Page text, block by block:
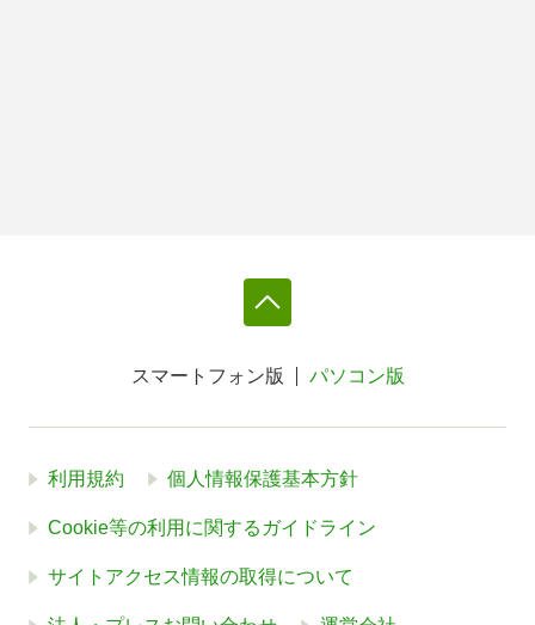
スマートフォン版 パソコン版
利用規約 個人情報保護基本方針
Cookie等の利用に関するガイドライン
サイトアクセス情報の取得について